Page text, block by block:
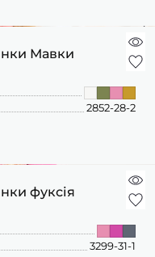
Мавки
2852-28-2
фуксія
3299-31-1